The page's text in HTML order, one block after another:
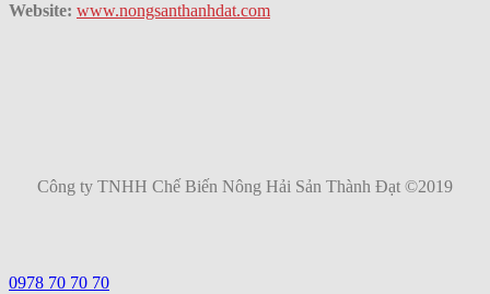
Website: www.nongsanthanhdat.com
Công ty TNHH Chế Biến Nông Hải Sản Thành Đạt ©2019
0978 70 70 70